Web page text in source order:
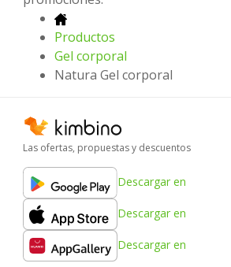
Productos
Gel corporal
Natura Gel corporal
Las ofertas, propuestas y descuentos
Descargar en
Descargar en
Descargar en